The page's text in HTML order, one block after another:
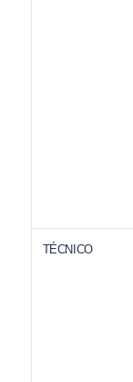
TÉCNICO